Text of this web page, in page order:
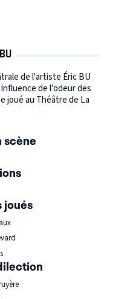
de l'artiste Éric BU
de l'odeur des
joué au Théâtre de La
scène
joués